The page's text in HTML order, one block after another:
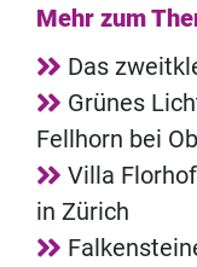
Mehr zum
Das
Grünes
Fellhorn bei
Villa
in Zürich